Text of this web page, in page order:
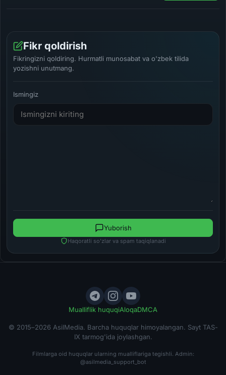
Fikr qoldirish
Fikringizni qoldiring. Hurmatli munosabat va o'zbek tilida
yozishni unutmang.
Ismingiz
Haqoratli so'zlar va spam taqiqlanadi
Yuborish
Mualliflik huquqiAloqaDMCA
© 2015–2026 AsilMedia. Barcha huquqlar himoyalangan. Sayt TAS-
IX tarmog'ida joylashgan.
Filmlarga oid huquqlar ularning mualliflariga tegishli. Admin:
@asilmedia_support_bot